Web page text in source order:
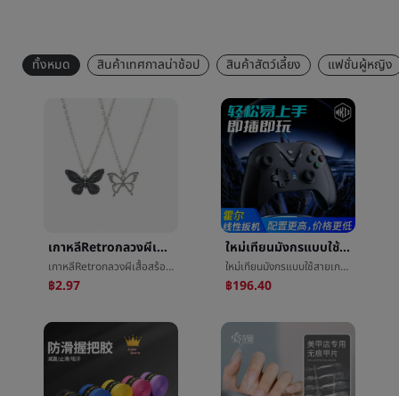
ทั้งหมด สินค้าเทศกาลน่าช้อป สินค้าสัตว์เลี้ยง แฟชั่นผู้หญิง
เกาหลีRetroกลวงผีเสื้อสร้อยคอinsหญิงHip-Hopหวานเย็นเทรนด์ร้อยเอาคนรักจี้ง่ายอุปกรณ์
เกาหลีRetroกลวงผีเสื้อสร้อยคอinsหญิงHip-Hopหวานเย็นเทรนด์ร้อยเอาคนรักจี้ง่ายอุปกรณ์
฿2.97
ใหม่เทียนมังกรแบบใช้สายเกมจัดการดับเบิลห้องโถงPCแอนดรูฉลาดโทรทัศน์PS3ร่างกายความรู้สึกช็อกเกมจัดการ
ใหม่เทียนมังกรแบบใช้สายเกมจัดการดับเบิลห้องโถงPCแอนดรูฉลาดโทรทัศน์PS3ร่างกายความรู้สึกช็อกเกมจัดการ
฿196.40